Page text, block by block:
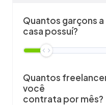
Quantos garçons a
casa possuí?
Quantos
você
contrata por mês?